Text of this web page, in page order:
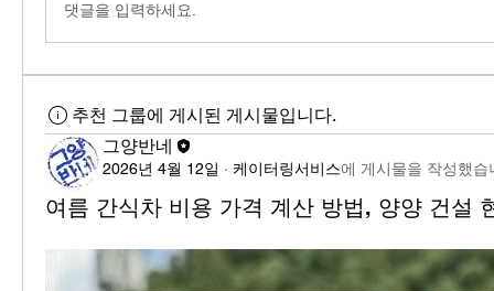
댓글을 입력하세요.
추천 그룹에 게시된 게시물입니다.
그양반네
2026년 4월 12일 · 케이터링서비스에 게시물을 작성했습
여름 간식차 비용 가격 계산 방법, 양양 건설